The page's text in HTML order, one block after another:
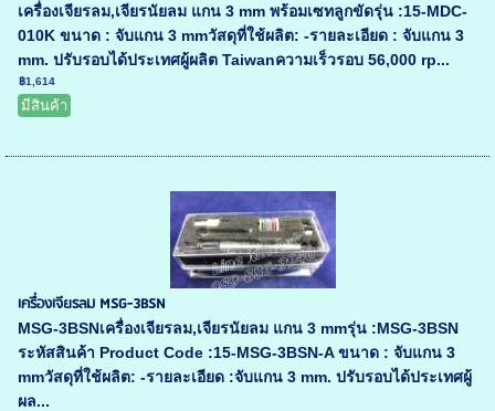
เครื่องเจียรลม,เจียรนัยลม แกน 3 mm พร้อมเซทลูกขัดรุ่น :15-MDC-
010K ขนาด : จับแกน 3 mmวัสดุที่ใช้ผลิต: -รายละเอียด : จับแกน 3
mm. ปรับรอบได้ประเทศผู้ผลิต Taiwanความเร็วรอบ 56,000 rp...
฿1,614
มีสินค้า
เครื่องเจียรลม MSG-3BSN
MSG-3BSNเครื่องเจียรลม,เจียรนัยลม แกน 3 mmรุ่น :MSG-3BSN
ระหัสสินค้า Product Code :15-MSG-3BSN-A ขนาด : จับแกน 3
mmวัสดุที่ใช้ผลิต: -รายละเอียด :จับแกน 3 mm. ปรับรอบได้ประเทศผู้
ผล...